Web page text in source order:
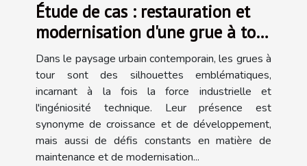
Étude de cas : restauration et
modernisation d'une grue à tour
classique
Dans le paysage urbain contemporain, les grues à
tour sont des silhouettes emblématiques,
incarnant à la fois la force industrielle et
l'ingéniosité technique. Leur présence est
synonyme de croissance et de développement,
mais aussi de défis constants en matière de
maintenance et de modernisation...